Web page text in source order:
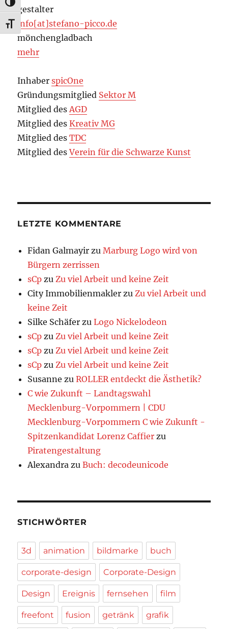
UMSCHALTEN AUF HOHE KONTRASTE
SCHRIFT VERGRÖSSERN
gestalter
info[at]stefano-picco.de
mönchengladbach
mehr
InhaberspicOne
Gründungsmitglied Sektor M
Mitglied des AGD
Mitglied desKreativ MG
Mitglied desTDC
Mitglied desVerein für die Schwarze Kunst
LETZTE KOMMENTARE
Fidan Galmayir zu Marburg Logo wird von
Bürgern zerrissen
sCp zu Zu viel Arbeit und keine Zeit
City Immobilienmakler zu Zu viel Arbeit und
keine Zeit
Silke Schäfer zuLogo Nickelodeon
sCp zu Zu viel Arbeit und keine Zeit
sCp zu Zu viel Arbeit und keine Zeit
sCp zu Zu viel Arbeit und keine Zeit
Susanne zuROLLER entdeckt die Ästhetik?
C wie Zukunft – Landtagswahl
Mecklenburg-Vorpommern | CDU
Mecklenburg-Vorpommern C wie Zukunft -
Spitzenkandidat Lorenz Caffier zu
Piratengestaltung
Alexandra zuBuch: decodeunicode
STICHWÖRTER
3d animation bildmarke buch
corporate-design Corporate-Design
Design Ereignis fernsehen film
freefont fusion getränk grafik